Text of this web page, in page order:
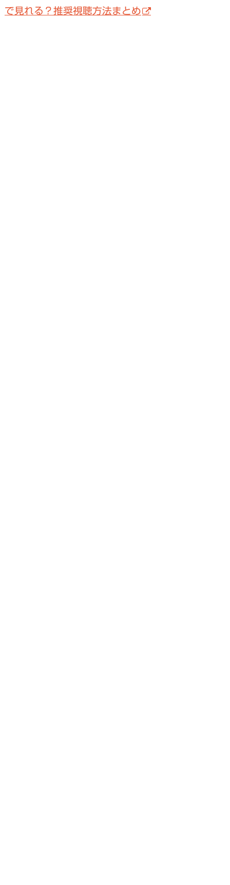
で見れる？推奨視聴方法まとめ